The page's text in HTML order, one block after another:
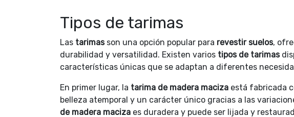
Tipos de tarimas
Las tarimas son una opción popular para revestir suelos,
durabilidad y versatilidad. Existen varios tipos de tarimas
características únicas que se adaptan a diferentes
En primer lugar, la tarima de madera maciza está fabricada
belleza atemporal y un carácter único gracias a las
de madera maciza es duradera y puede ser lijada y